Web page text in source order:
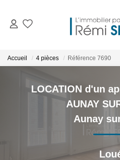
Accueil 4 pièces Référence 7690
LOCATION d'un
AUNAY
Aunay